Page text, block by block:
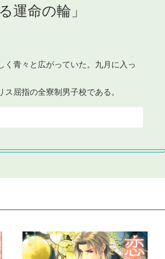
運命の輪」
青々と広がっていた。九月に入っ
屈指の全寮制男子校である。